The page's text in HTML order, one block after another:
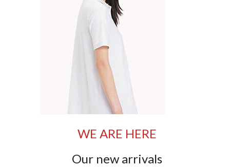
WE ARE HERE
Our new arrivals